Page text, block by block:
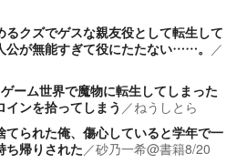
クズでゲスな親友役として転生して
公が無能すぎて役にたたない……。 ／
ーム世界で魔物に転生してしまった
ンを拾ってしまう ／ねうしとら
られた俺、傷心していると学年で一
ち帰りされた／砂乃一希@書籍8/20